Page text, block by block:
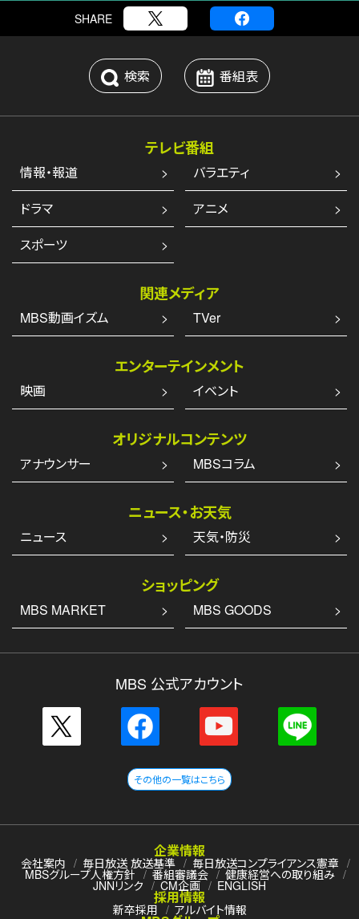
SHARE
検索 番組表
テレビ番組
情報・報道
バラエティ
ドラマ
アニメ
スポーツ
関連メディア
MBS動画イズム TVer
エンターテインメント
映画 イベント
オリジナルコンテンツ
アナウンサー MBSコラム
ニュース・お天気
ニュース 天気・防災
ショッピング
MBS MARKET MBS GOODS
MBS 公式アカウント
その他の一覧はこちら
企業情報
会社案内 毎日放送 放送基準 毎日放送コンプライアンス憲章
MBSグループ人権方針 番組審議会 健康経営への取り組み
JNNリンク CM企画 ENGLISH
採用情報
新卒採用 アルバイト情報